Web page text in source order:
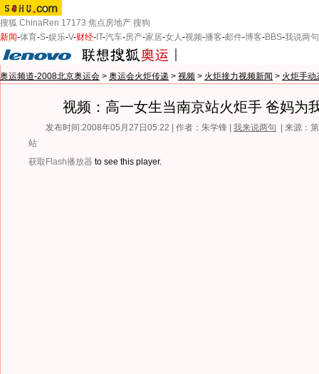
搜狐 ChinaRen 17173 焦点房地产 搜狗
新闻-体育-S-娱乐-V-财经- IT-汽车-房产-家居-女人-视频-播客-邮件-博客-BBS-我说两句
奥运频道-2008北京奥运会 > 奥运会火炬传递 > 视频 > 火炬接力视频新闻 > 火炬手动
视频：高一女生当南京站火炬手 爸妈为
发布时间:2008年05月27日05:22 | 作者：朱学锋 | 我来说两句
| 来源：
站
获取Flash播放器 to see this player.